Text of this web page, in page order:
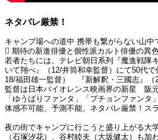
ネタバレ厳禁！
キャンプ場への道中 携帯も繋がらない山
 期待の新進俳優と個性派カルト俳優の異
若者たちには、テレビ朝日系列『魔進戦隊
いて翔べ』（12/井筒和幸監督）にて50代
18/福田雄一監督） 『新解釈・三國志』（
監督は日本バイオレンス映画界の新星 阪
「ゆうばりファンタ」「プチョンファン
体感不可能、予測不能、ネタバレ厳禁！ス
夜の街でキャンプに行こうと盛り上がる大
（石塚汐花）、谷村睦夫（大坂健太）も加